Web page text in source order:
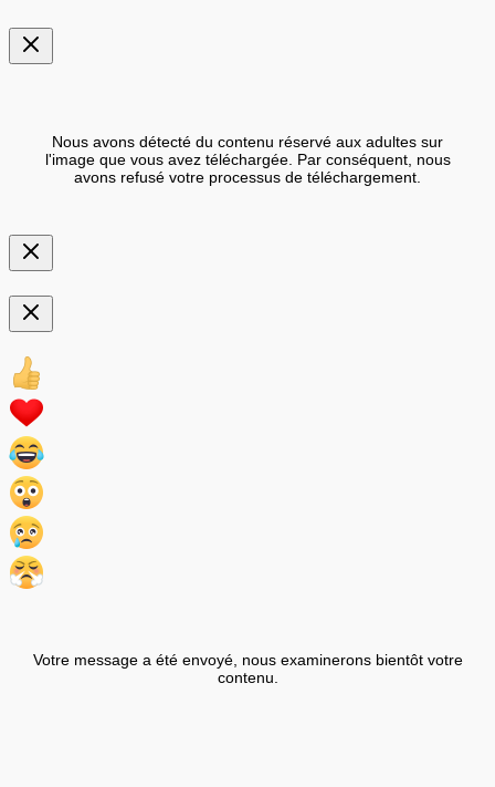
Nous avons détecté du contenu réservé aux adultes sur
l'image que vous avez téléchargée. Par conséquent, nous
avons refusé votre processus de téléchargement.
Votre message a été envoyé, nous examinerons bientôt votre
contenu.